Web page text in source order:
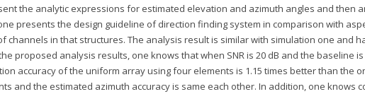
the analytic expressions for estimated elevation and azimuth angles and then
presents the design guideline of direction finding system in comparison with
channels in that structures. The analysis result is similar with simulation one and
proposed analysis results, one knows that when SNR is 20 dB and the baseline
accuracy of the uniform array using four elements is 1.15 times better than the
and the estimated azimuth accuracy is same each other. In addition, one knows